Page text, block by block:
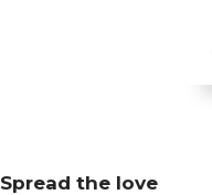
Spread the love